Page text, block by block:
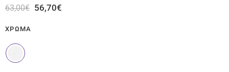
63,00€ 56,70€
ΧΡΏΜΑ